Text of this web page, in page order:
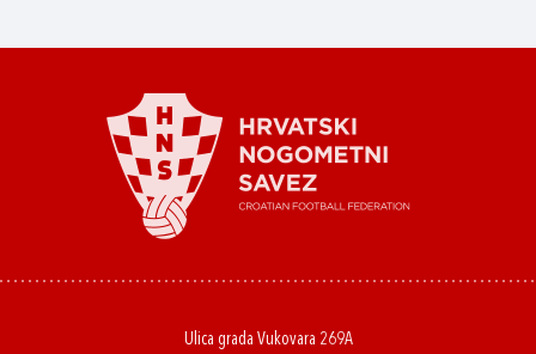
Ulica grada Vukovara 269A